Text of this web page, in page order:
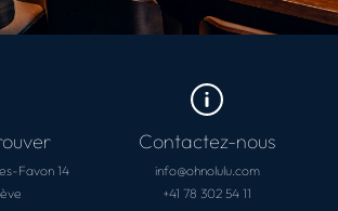
Favon 14
Contactez-nous
info@ohnolulu.com
+41 78 302 54 11